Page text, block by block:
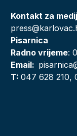
Kontakt za
Pisarnica
Radno vrijeme:
Email:
T:047 628 210,